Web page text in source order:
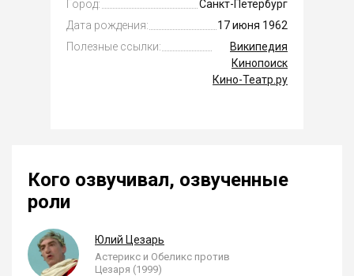
Город:
Санкт-Петербург
Дата рождения:
17 июня 1962
Полезные ссылки:
Википедия
Кинопоиск
Кино-Театр.ру
Кого озвучивал, озвученные
роли
Юлий Цезарь
Астерикс и Обеликс против
Цезаря (1999)